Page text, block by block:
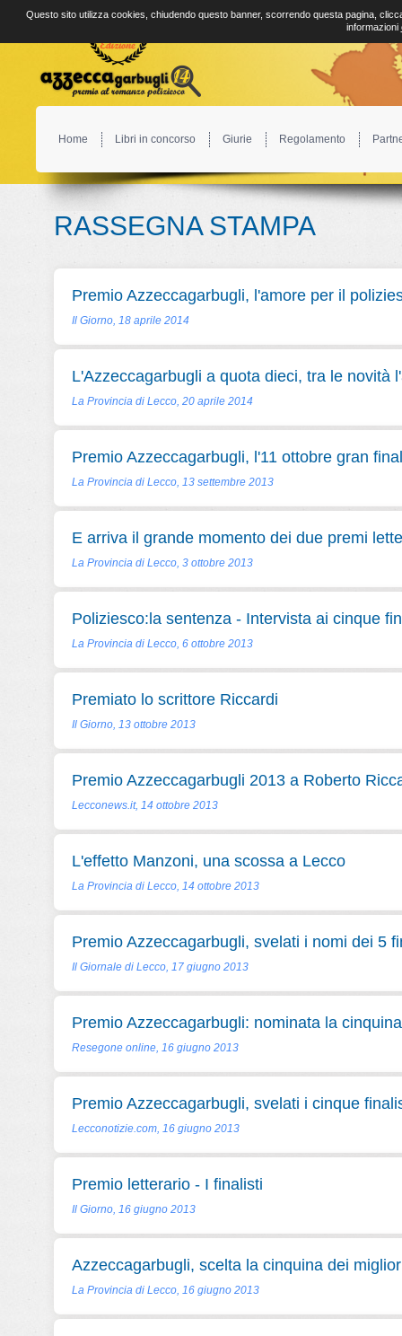
Home Libri in concorso Giurie Regolamento
RASSEGNA STAMPA
Premio Azzeccagarbugli, l'amore per il
Il Giorno, 18 aprile 2014
L'Azzeccagarbugli a quota dieci, tra le novità
La Provincia di Lecco, 20 aprile 2014
Premio Azzeccagarbugli, l'11 ottobre gran
La Provincia di Lecco, 13 settembre 2013
E arriva il grande momento dei due premi
La Provincia di Lecco, 3 ottobre 2013
Poliziesco:la sentenza - Intervista ai cinque
La Provincia di Lecco, 6 ottobre 2013
Premiato lo scrittore Riccardi
Il Giorno, 13 ottobre 2013
Premio Azzeccagarbugli 2013 a Roberto
Lecconews.it, 14 ottobre 2013
L'effetto Manzoni, una scossa a Lecco
La Provincia di Lecco, 14 ottobre 2013
Premio Azzeccagarbugli, svelati i nomi dei 5
Il Giornale di Lecco, 17 giugno 2013
Premio Azzeccagarbugli: nominata la
Resegone online, 16 giugno 2013
Premio Azzeccagarbugli, svelati i cinque
Lecconotizie.com, 16 giugno 2013
Premio letterario - I finalisti
Il Giorno, 16 giugno 2013
Azzeccagarbugli, scelta la cinquina dei
La Provincia di Lecco, 16 giugno 2013
Questo sito utilizza cookies, chiudendo questo banner, scorrendo questa pagina,
informazioni